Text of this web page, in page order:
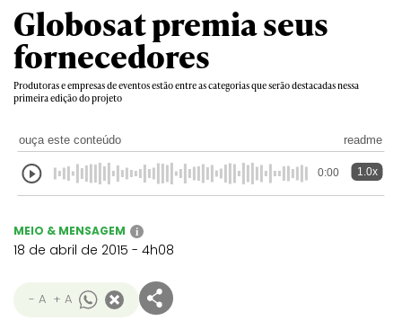
Globosat premia seus
fornecedores
Produtoras e empresas de eventos estão entre as categorias que serão destacadas nessa
primeira edição do projeto
ouça este conteúdo readme
0:00 1.0x
MEIO & MENSAGEM i
18 de abril de 2015 - 4h08
- A + A